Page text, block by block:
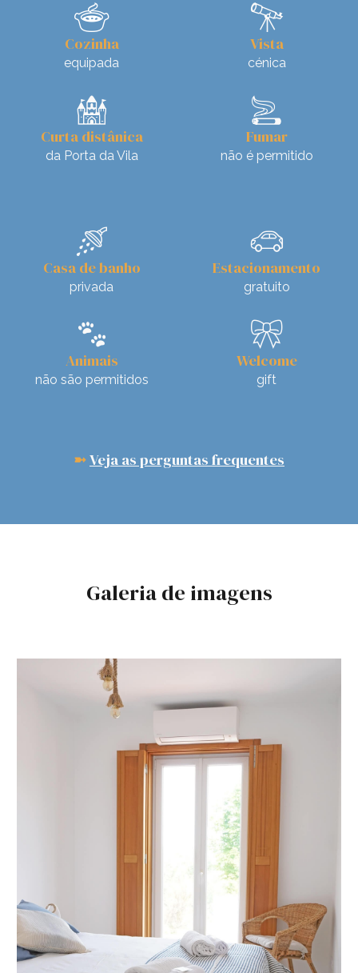
🍲
Cozinha
equipada
🏰
Curta distânica
da Porta da Vila
🔭
Vista
cénica
🚬
Fumar
não é permitido
🚿
Casa de banho
privada
🐾
Animais
não são permitidos
🚗
Estacionamento
gratuito
🎀
Welcome
gift
➼Veja as perguntas frequentes
Galeria de imagens